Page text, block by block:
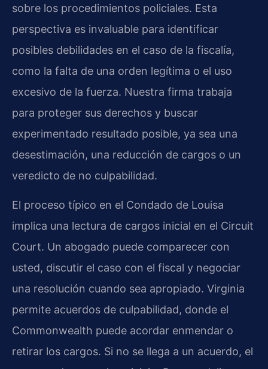
sobre los procedimientos policiales. Esta
perspectiva es invaluable para identificar
posibles debilidades en el caso de la fiscalía,
como la falta de una orden legítima o el uso
excesivo de la fuerza. Nuestra firma trabaja
para proteger sus derechos y buscar
experimentado resultado posible, ya sea una
desestimación, una reducción de cargos o un
veredicto de no culpabilidad.
El proceso típico en el Condado de Louisa
implica una lectura de cargos inicial en el Circuit
Court. Un abogado puede comparecer con
usted, discutir el caso con el fiscal y negociar
una resolución cuando sea apropiado. Virginia
permite acuerdos de culpabilidad, donde el
Commonwealth puede acordar enmendar o
retirar los cargos. Si no se llega a un acuerdo, el